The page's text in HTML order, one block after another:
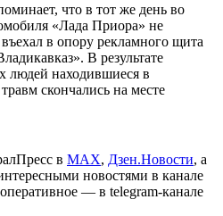
что в тот же день во
«Лада Приора» не
в опору рекламного щита
В результате
людей находившиеся в
скончались на месте
в МАХ, Дзен.Новости, а
новостями в канале
— в telegram-канале